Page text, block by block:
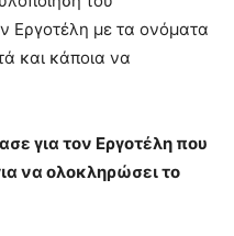
Εργοτέλη με τα ονόματα
και κάποια να
για τον Εργοτέλη που
να ολοκληρώσει το